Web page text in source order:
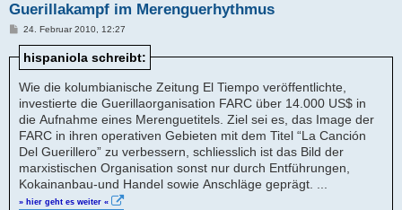
Guerillakampf im Merenguerhythmus
B
r
a
g
24. Februar 2010, 12:27
hispaniola schreibt:
Wie die kolumbianische Zeitung El Tiempo veröffentlichte,
investierte die Guerillaorganisation FARC über 14.000 US$ in
die Aufnahme eines Merenguetitels. Ziel sei es, das Image der
FARC in ihren operativen Gebieten mit dem Titel “La Canción
Del Guerillero” zu verbessern, schliesslich ist das Bild der
marxistischen Organisation sonst nur durch Entführungen,
Kokainanbau-und Handel sowie Anschläge geprägt. ...
» hier geht es weiter «